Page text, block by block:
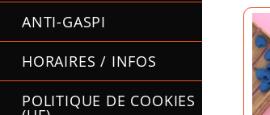
ANTI-GASPI
HORAIRES / INFOS
POLITIQUE DE COOKIES